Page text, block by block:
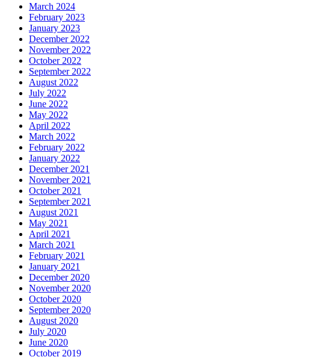
March 2024
February 2023
January 2023
December 2022
November 2022
October 2022
September 2022
August 2022
July 2022
June 2022
May 2022
April 2022
March 2022
February 2022
January 2022
December 2021
November 2021
October 2021
September 2021
August 2021
May 2021
April 2021
March 2021
February 2021
January 2021
December 2020
November 2020
October 2020
September 2020
August 2020
July 2020
June 2020
October 2019